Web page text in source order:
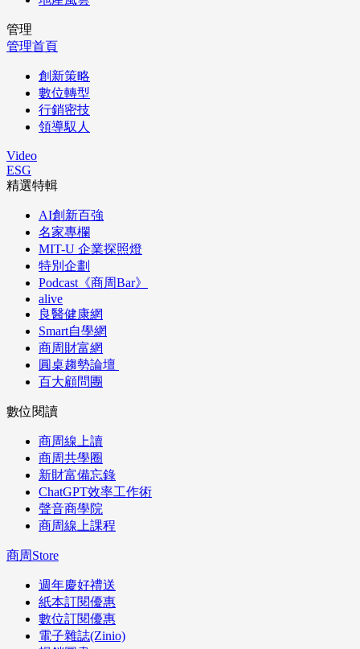
管理
管理首頁
創新策略
數位轉型
行銷密技
領導馭人
Video
ESG
精選特輯
AI創新百強
名家專欄
MIT-U 企業探照燈
特別企劃
Podcast《商周Bar》
alive
良醫健康網
Smart自學網
商周財富網
圓桌趨勢論壇
百大顧問團
數位閱讀
商周線上讀
商周共學圈
新財富備忘錄
ChatGPT效率工作術
聲音商學院
商周線上課程
商周Store
週年慶好禮送
紙本訂閱優惠
數位訂閱優惠
電子雜誌(Zinio)